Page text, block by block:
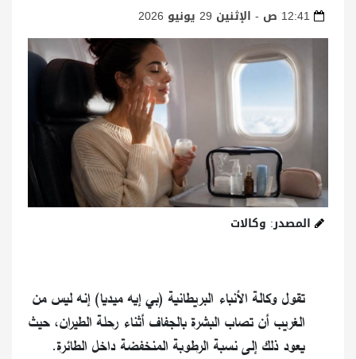
المصدر: وكالات
تقول وكالة الأنباء البريطانية (بي إيه ميديا) إنه ليس من
الغريب أن تصاب البشرة بالجفاف أثناء رحلة الطيران، حيث
يعود ذلك إلى نسبة الرطوبة المنخفضة داخل الطائرة.